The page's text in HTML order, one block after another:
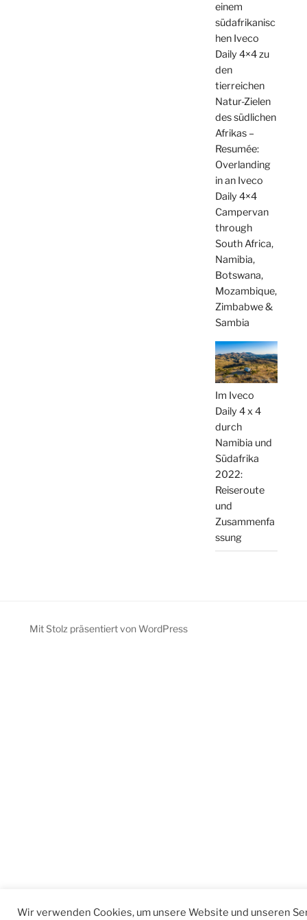
einem
südafrikanisc
hen Iveco
Daily 4×4 zu
den
tierreichen
Natur-Zielen
des südlichen
Afrikas –
Resumée:
Overlanding
in an Iveco
Daily 4×4
Campervan
through
South Africa,
Namibia,
Botswana,
Mozambique,
Zimbabwe &
Sambia
Im Iveco
Daily 4 x 4
durch
Namibia und
Südafrika
2022:
Reiseroute
und
Zusammenfa
ssung
Mit Stolz präsentiert von WordPress
Wir verwenden Cookies, um unsere Website und unseren